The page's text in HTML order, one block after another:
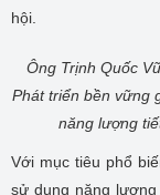
hội.
Ông Trịnh Quốc
Phát triển bền vững
năng lượng
Với mục tiêu phổ
sử dụng năng